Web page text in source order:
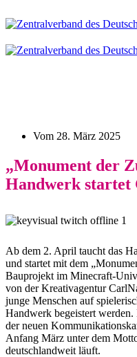
Vom 28. März 2025
„Monument der
Handwerk
Ab dem 2. April taucht das
und startet mit dem
Bauprojekt im Minecraft-
von der Kreativagentur
junge Menschen auf
Handwerk begeistert
der neuen
Anfang März unter dem
deutschlandweit läuft.